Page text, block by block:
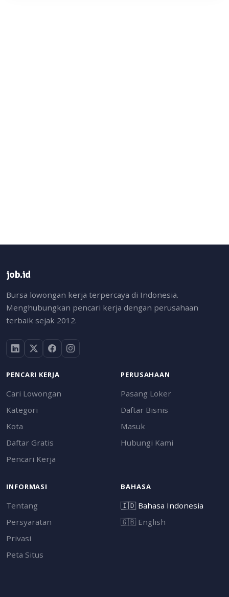
job.id
Bursa lowongan kerja terpercaya di Indonesia.
Menghubungkan pencari kerja dengan perusahaan
terbaik sejak 2012.
PENCARI KERJA
Cari Lowongan
Kategori
Kota
Daftar Gratis
Pencari Kerja
PERUSAHAAN
Pasang Loker
Daftar Bisnis
Masuk
Hubungi Kami
INFORMASI
Tentang
Persyaratan
Privasi
Peta Situs
BAHASA
🇮🇩Bahasa Indonesia
🇬🇧 English